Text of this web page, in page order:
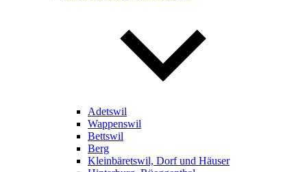
Adetswil
Wappenswil
Bettswil
Berg
Kleinbäretswil, Dorf und Häuser